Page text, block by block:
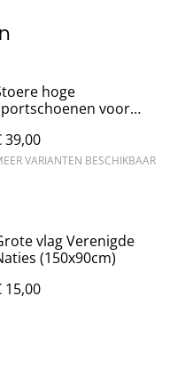
hoge
voor
39,00
VARIANTEN BESCHIKBAAR
vlag Verenigde
(150x90cm)
15,00